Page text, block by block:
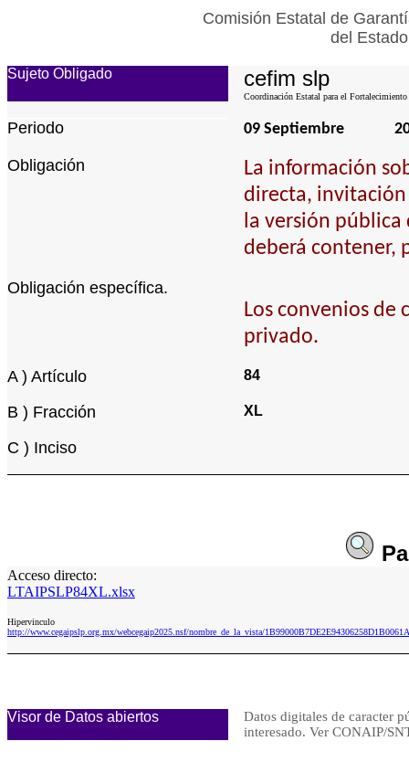
Comisión Estatal de
del
Sujeto Obligado cefim slp
Coordinación Estatal para el
Periodo 09 Septiembre
Obligación
La información
directa,
la versión pública
deberá contener,
Obligación específica.
Los convenios de
privado.
A ) Artículo 84
B ) Fracción XL
C ) Inciso
Acceso directo:
LTAIPSLP84XL.xlsx
Hipervinculo
http://www.cegaipslp.org.mx/webcegaip2025.nsf/nombre_de_la_vista/
Visor de Datos abiertos
Datos digitales de caracter
interesado. Ver CONAIP/